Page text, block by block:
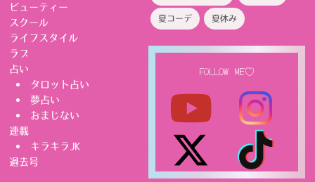
ビューティー
スクール
ライフスタイル
ラブ
占い
タロット占い
夢占い
おまじない
連載
キラキラJK
過去号
夏コーデ 夏休み
FOLLOW ME♡